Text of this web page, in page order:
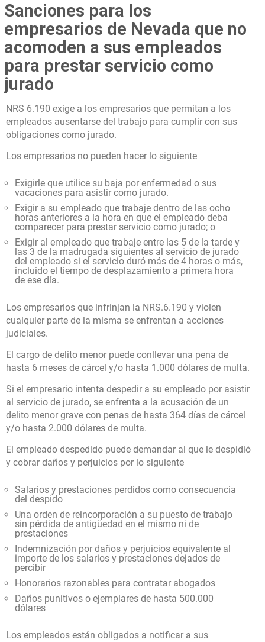
Sanciones para los
empresarios de Nevada que no
acomoden a sus empleados
para prestar servicio como
jurado
NRS 6.190 exige a los empresarios que permitan a los
empleados ausentarse del trabajo para cumplir con sus
obligaciones como jurado.
Los empresarios no pueden hacer lo siguiente
Exigirle que utilice su baja por enfermedad o sus
vacaciones para asistir como jurado.
Exigir a su empleado que trabaje dentro de las ocho
horas anteriores a la hora en que el empleado deba
comparecer para prestar servicio como jurado; o
Exigir al empleado que trabaje entre las 5 de la tarde y
las 3 de la madrugada siguientes al servicio de jurado
del empleado si el servicio duró más de 4 horas o más,
incluido el tiempo de desplazamiento a primera hora
de ese día.
Los empresarios que infrinjan la NRS.6.190 y violen
cualquier parte de la misma se enfrentan a acciones
judiciales.
El cargo de delito menor puede conllevar una pena de
hasta 6 meses de cárcel y/o hasta 1.000 dólares de multa.
Si el empresario intenta despedir a su empleado por asistir
al servicio de jurado, se enfrenta a la acusación de un
delito menor grave con penas de hasta 364 días de cárcel
y/o hasta 2.000 dólares de multa.
El empleado despedido puede demandar al que le despidió
y cobrar daños y perjuicios por lo siguiente
Salarios y prestaciones perdidos como consecuencia
del despido
Una orden de reincorporación a su puesto de trabajo
sin pérdida de antigüedad en el mismo ni de
prestaciones
Indemnización por daños y perjuicios equivalente al
importe de los salarios y prestaciones dejados de
percibir
Honorarios razonables para contratar abogados
Daños punitivos o ejemplares de hasta 500.000
dólares
Los empleados están obligados a notificar a sus